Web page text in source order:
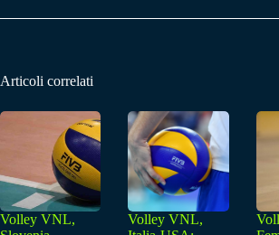
Articoli correlati
Volley VNL,
Volley VNL,